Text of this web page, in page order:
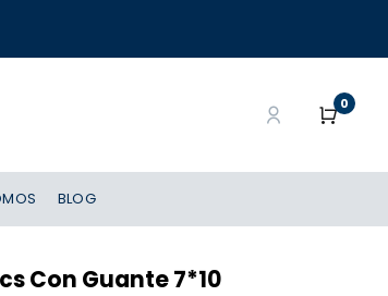
0
BLOG
Con Guante 7*10